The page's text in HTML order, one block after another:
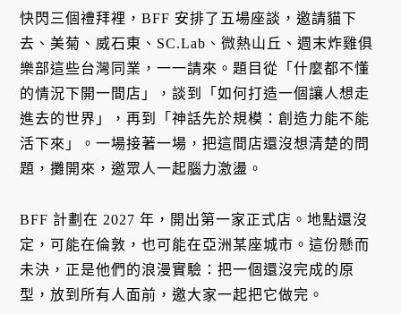
快閃三個禮拜裡，BFF 安排了五場座談，邀請貓下
去、美菊、威石東、SC.Lab、微熱山丘、週末炸雞俱
樂部這些台灣同業，一一請來。題目從「什麼都不懂
的情況下開一間店」，談到「如何打造一個讓人想走
進去的世界」，再到「神話先於規模：創造力能不能
活下來」。一場接著一場，把這間店還沒想清楚的問
題，攤開來，邀眾人一起腦力激盪。
BFF 計劃在 2027 年，開出第一家正式店。地點還沒
定，可能在倫敦，也可能在亞洲某座城市。這份懸而
未決，正是他們的浪漫實驗：把一個還沒完成的原
型，放到所有人面前，邀大家一起把它做完。